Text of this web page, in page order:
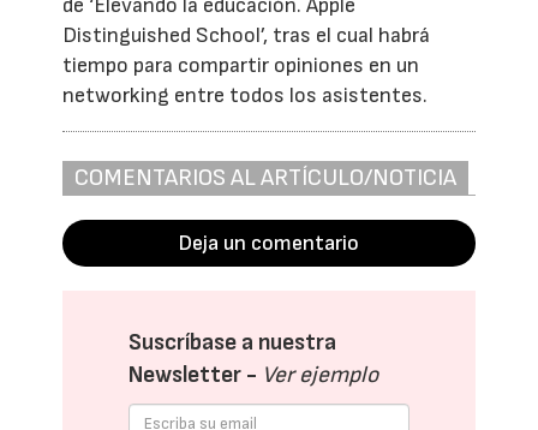
Distinguished School’, tras el cual habrá
tiempo para compartir opiniones en un
networking entre todos los asistentes.
COMENTARIOS AL ARTÍCULO/NOTICIA
Deja un comentario
Suscríbase a nuestra
Newsletter - Ver ejemplo